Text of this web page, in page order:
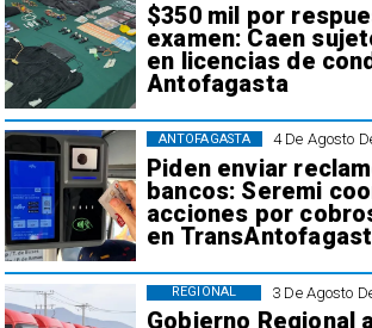
$350 mil por
examen: Caen
en licencias de
Antofagasta
4 De Agosto
Piden enviar
bancos: Seremi
acciones por
en
ANTOFAGASTA
3 De Agosto
Gobierno Regional
REGIONAL